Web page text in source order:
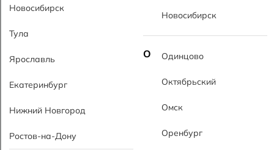
Новосибирск
Тула
Ярославль
Екатеринбург
Нижний Новгород
Ростов-на-Дону
Новосибирск
О Одинцово
Октябрьский
Омск
Оренбург